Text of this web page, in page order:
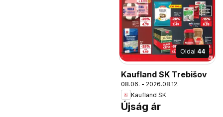
Oldal 44
Kaufland SK Trebišov
08.06. - 2026.08.12.
Kaufland SK
Újság ár